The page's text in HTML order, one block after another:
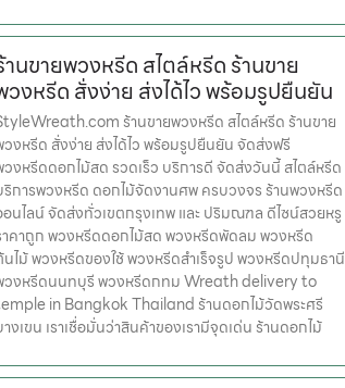
านขายพวงหรีด สไตล์หรีด ร้านขาย
วงหรีด สั่งง่าย ส่งได้ไว พร้อมรูปยืนยัน
ร้านขายพวงหรีด สไตล์หรีด ร้านขาย
งหรีด สั่งง่าย ส่งได้ไว พร้อมรูปยืนยัน จัดส่งฟรี
งหรีดดอกไม้สด รวดเร็ว บริการดี จัดส่งวันนี้ สไตล์หรีด
ริการพวงหรีด ดอกไม้จัดงานศพ ครบวงจร ร้านพวงหรีด
นไลน์ จัดส่งทั่วเขตกรุงเทพ และ ปริมณฑล ดีไซน์สวยหรู
าคาถูก พวงหรีดดอกไม้สด พวงหรีดพัดลม พวงหรีด
นไม้ พวงหรีดของใช้ พวงหรีดสำเร็จรูป พวงหรีดปทุมธานี
วงหรีดนนทบุรี พวงหรีดกทม Wreath delivery to
in Bangkok Thailand ร้านดอกไม้วัดพระศรี
งเขน เราเชื่อมั่นว่าสินค้าของเรามีจุดเด่น ร้านดอกไม้